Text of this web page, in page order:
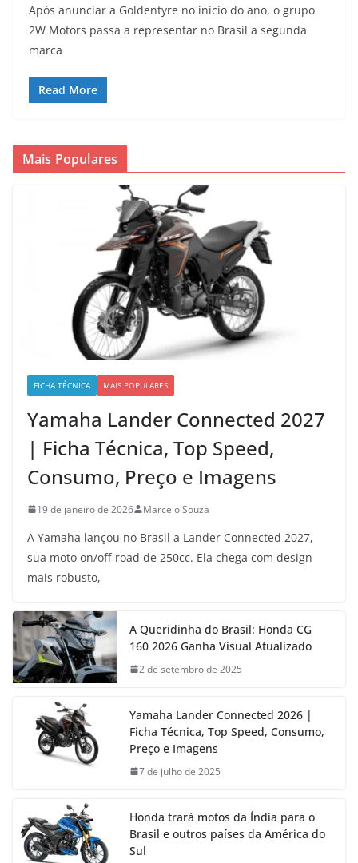
Após anunciar a Goldentyre no início do ano, o grupo
2W Motors passa a representar no Brasil a segunda
marca
Read More
Mais Populares
FICHA TÉCNICA MAIS POPULARES
Yamaha Lander Connected 2027
| Ficha Técnica, Top Speed,
Consumo, Preço e Imagens
19 de janeiro de 2026 Marcelo Souza
A Yamaha lançou no Brasil a Lander Connected 2027,
sua moto on/off-road de 250cc. Ela chega com design
mais robusto,
A Queridinha do Brasil: Honda CG
160 2026 Ganha Visual Atualizado
2 de setembro de 2025
Yamaha Lander Connected 2026 |
Ficha Técnica, Top Speed, Consumo,
Preço e Imagens
7 de julho de 2025
Honda trará motos da Índia para o
Brasil e outros países da América do
Sul